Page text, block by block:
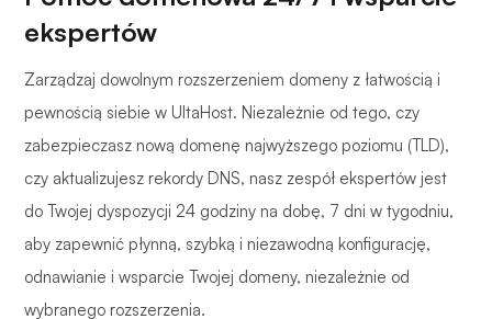
ekspertów
Zarządzaj dowolnym rozszerzeniem domeny z łatwością i
pewnością siebie w UltaHost. Niezależnie od tego, czy
zabezpieczasz nową domenę najwyższego poziomu (TLD),
czy aktualizujesz rekordy DNS, nasz zespół ekspertów jest
do Twojej dyspozycji 24 godziny na dobę, 7 dni w tygodniu,
aby zapewnić płynną, szybką i niezawodną konfigurację,
odnawianie i wsparcie Twojej domeny, niezależnie od
wybranego rozszerzenia.